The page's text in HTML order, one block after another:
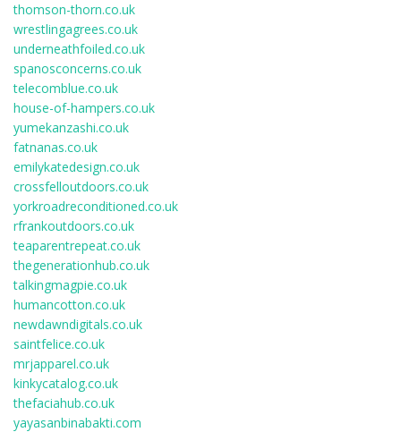
thomson-thorn.co.uk
wrestlingagrees.co.uk
underneathfoiled.co.uk
spanosconcerns.co.uk
telecomblue.co.uk
house-of-hampers.co.uk
yumekanzashi.co.uk
fatnanas.co.uk
emilykatedesign.co.uk
crossfelloutdoors.co.uk
yorkroadreconditioned.co.uk
rfrankoutdoors.co.uk
teaparentrepeat.co.uk
thegenerationhub.co.uk
talkingmagpie.co.uk
humancotton.co.uk
newdawndigitals.co.uk
saintfelice.co.uk
mrjapparel.co.uk
kinkycatalog.co.uk
thefaciahub.co.uk
yayasanbinabakti.com